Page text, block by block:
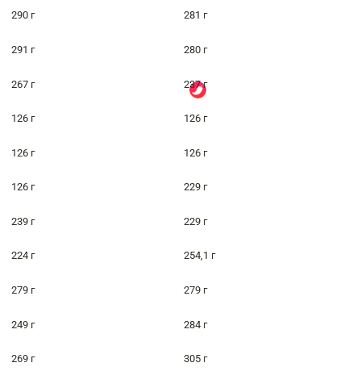
290 г 281 г
291 г 280 г
267 г 237 г
126 г 126 г
126 г 126 г
126 г 229 г
239 г 229 г
224 г 254,1 г
279 г 279 г
249 г 284 г
269 г 305 г